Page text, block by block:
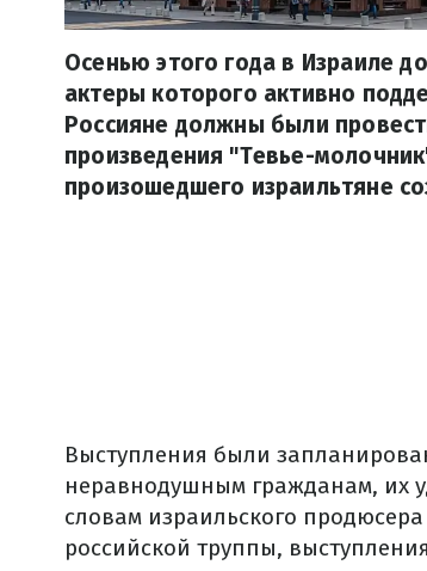
Осенью этого года в Израиле
актеры которого активно
Россияне должны были
произведения "Тевье-
произошедшего израильтяне
Выступления были
неравнодушным гражданам, их
словам израильского
российской труппы,